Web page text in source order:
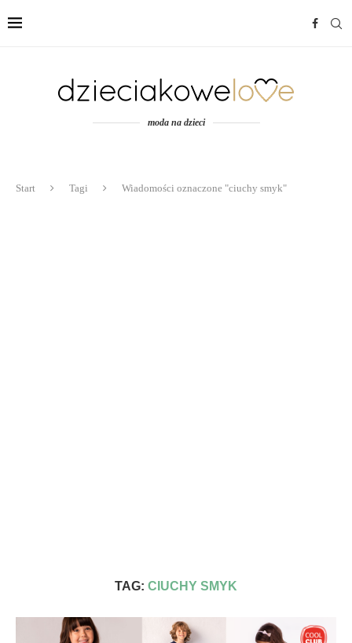
moda na dzieci
Start Tagi Wiadomości oznaczone "ciuchy smyk"
TAG: CIUCHY SMYK